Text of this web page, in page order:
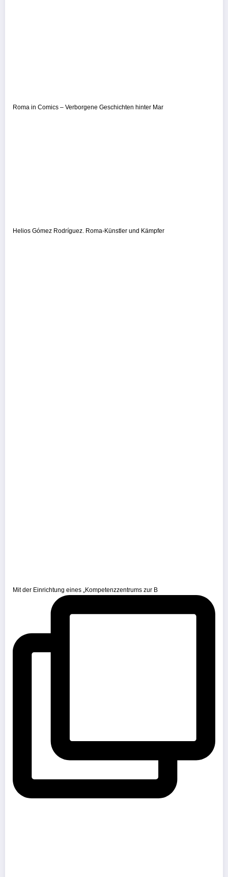
Roma in Comics – Verborgene Geschichten hinter Mar
Helios Gómez Rodríguez. Roma-Künstler und Kämpfer
Mit der Einrichtung eines „Kompetenzzentrums zur B